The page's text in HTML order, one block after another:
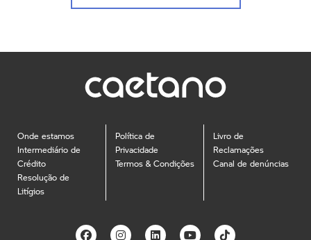
Onde estamos
Intermediário de
Crédito
Resolução de
Litígios
Política de
Privacidade
Termos & Condições
Livro de
Reclamações
Canal de denúncias